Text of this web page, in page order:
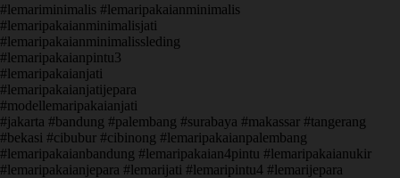
#lemariminimalis #lemaripakaianminimalis
#lemaripakaianminimalisjati
#lemaripakaianminimalissleding
#lemaripakaianpintu3
#lemaripakaianjati
#lemaripakaianjatijepara
#modellemaripakaianjati
#jakarta #bandung #palembang #surabaya #makassar #tangerang
#bekasi #cibubur #cibinong #lemaripakaianpalembang
#lemaripakaianbandung #lemaripakaian4pintu #lemaripakaianukir
#lemaripakaianjepara #lemarijati #lemaripintu4 #lemarijepara